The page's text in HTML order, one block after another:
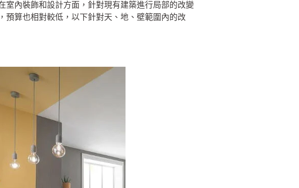
內裝飾和設計方面，針對現有建築進行局部的改變
預算也相對較低，以下針對天、地、壁範圍內的改